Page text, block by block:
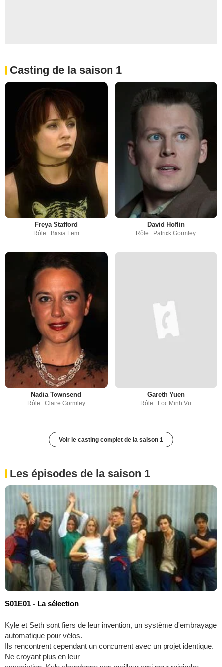
Casting de la saison 1
Freya Stafford
Rôle : Basia Lem
David Hoflin
Rôle : Patrick Gormley
Nadia Townsend
Rôle : Claire Gormley
Gareth Yuen
Rôle : Loc Minh Vu
Voir le casting complet de la saison 1
Les épisodes de la saison 1
S01E01 - La sélection
Kyle et Seth sont fiers de leur invention, un système d'embrayage
automatique pour vélos.
Ils rencontrent cependant un concurrent avec un projet identique.
Ne croyant plus en leur